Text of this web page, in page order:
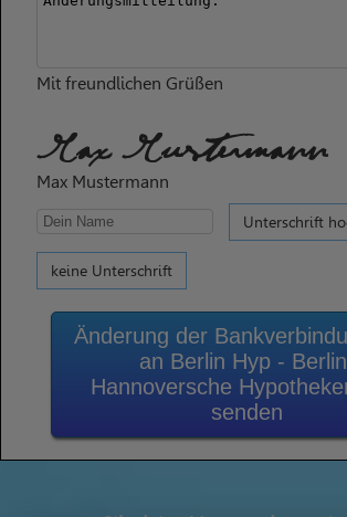
Mit freundlichen Grüßen
Max Mustermann
Max Mustermann
Unterschrift
keine Unterschrift
Änderung der
an Berlin Hyp -
Hannoversche
senden